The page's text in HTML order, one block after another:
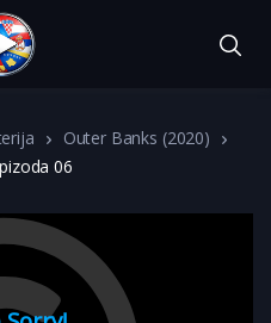
Outer Banks (2020)
06